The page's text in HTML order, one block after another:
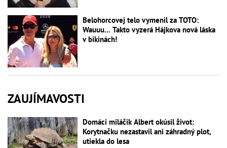
Belohorcovej telo vymenil za TOTO:
Wauuu... Takto vyzerá Hájkova nová láska
v bikinách!
ZAUJÍMAVOSTI
Domáci miláčik Albert okúsil život:
Korytnačku nezastavil ani záhradný plot,
utiekla do lesa